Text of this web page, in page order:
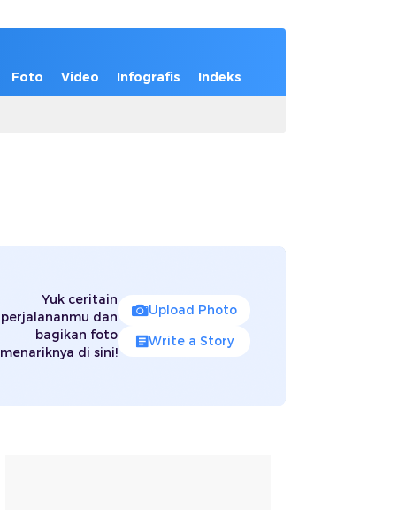
Foto Video Infografis Indeks
Yuk ceritain
perjalananmu dan
bagikan foto
menariknya di sini!
Upload Photo
Write a Story